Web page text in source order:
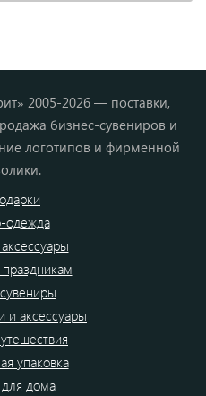
2005-2026 — поставки,
бизнес-сувениров и
логотипов и фирменной
одежда
аксессуары
упаковка
дома